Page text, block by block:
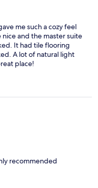
me such a cozy feel
and the master suite
It had tile flooring
A lot of natural light
place!
recommended